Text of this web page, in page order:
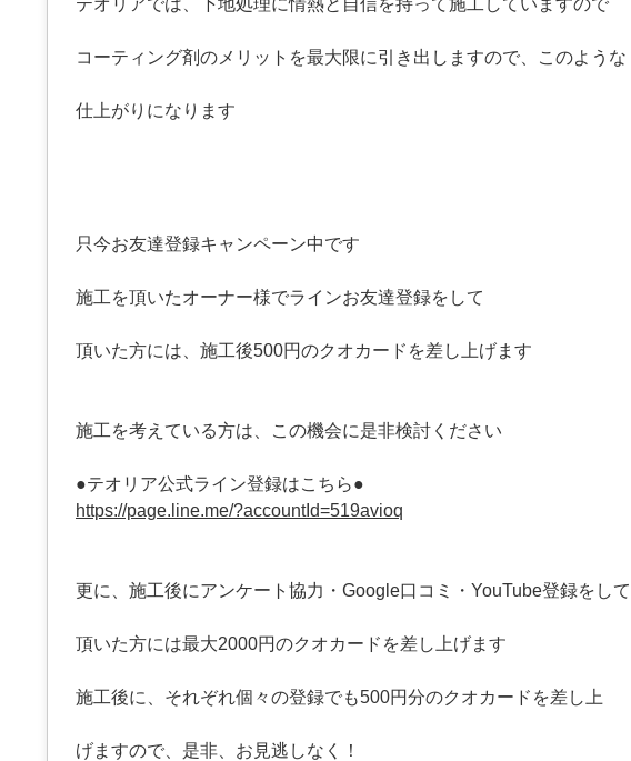
テオリアでは、下地処理に情熱と自信を持って施工していますので
コーティング剤のメリットを最大限に引き出しますので、このような
仕上がりになります
只今お友達登録キャンペーン中です
施工を頂いたオーナー様でラインお友達登録をして
頂いた方には、施工後500円のクオカードを差し上げます
施工を考えている方は、この機会に是非検討ください
●テオリア公式ライン登録はこちら●
https://page.line.me/?accountId=519avioq
更に、施工後にアンケート協力・Google口コミ・YouTube登録をして
頂いた方には最大2000円のクオカードを差し上げます
施工後に、それぞれ個々の登録でも500円分のクオカードを差し上
げますので、是非、お見逃しなく！